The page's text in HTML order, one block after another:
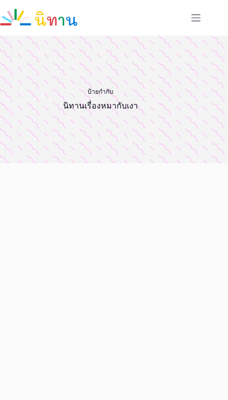
content
ป้ายกำกับ
นิทานเรื่องหมากับเงา